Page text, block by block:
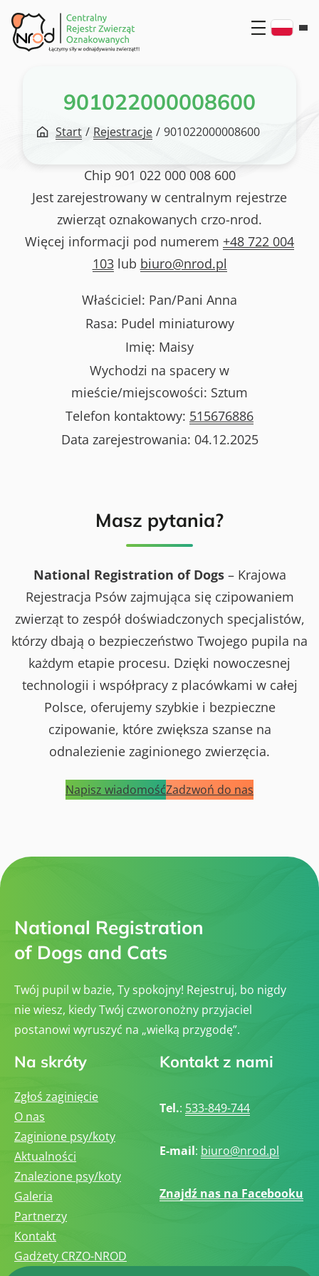
Przejdź
do
treści
901022000008600
Start / Rejestracje / 901022000008600
Chip 901 022 000 008 600
Jest zarejestrowany w centralnym rejestrze
zwierząt oznakowanych crzo-nrod.
Więcej informacji pod numerem +48 722 004
103lub biuro@nrod.pl
Właściciel: Pan/Pani Anna
Rasa: Pudel miniaturowy
Imię: Maisy
Wychodzi na spacery w
mieście/miejscowości: Sztum
Telefon kontaktowy: 515676886
Data zarejestrowania: 04.12.2025
Masz pytania?
National Registration of Dogs– Krajowa
Rejestracja Psów zajmująca się czipowaniem
zwierząt to zespół doświadczonych specjalistów,
którzy dbają o bezpieczeństwo Twojego pupila na
każdym etapie procesu. Dzięki nowoczesnej
technologii i współpracy z placówkami w całej
Polsce, oferujemy szybkie i bezpieczne
czipowanie, które zwiększa szanse na
odnalezienie zaginionego zwierzęcia.
Napisz wiadomośćZadzwoń do nas
National Registration
of Dogs and Cats
Twój pupil w bazie, Ty spokojny! Rejestruj, bo nigdy
nie wiesz, kiedy Twój czworonożny przyjaciel
postanowi wyruszyć na „wielką przygodę”.
Na skróty
Zgłoś zaginięcie
O nas
Zaginione psy/koty
Aktualności
Znalezione psy/koty
Galeria
Partnerzy
Kontakt
Gadżety CRZO-NROD
Kontakt z nami
Tel.: 533-849-744
E-mail: biuro@nrod.pl
Znajdź nas na Facebooku